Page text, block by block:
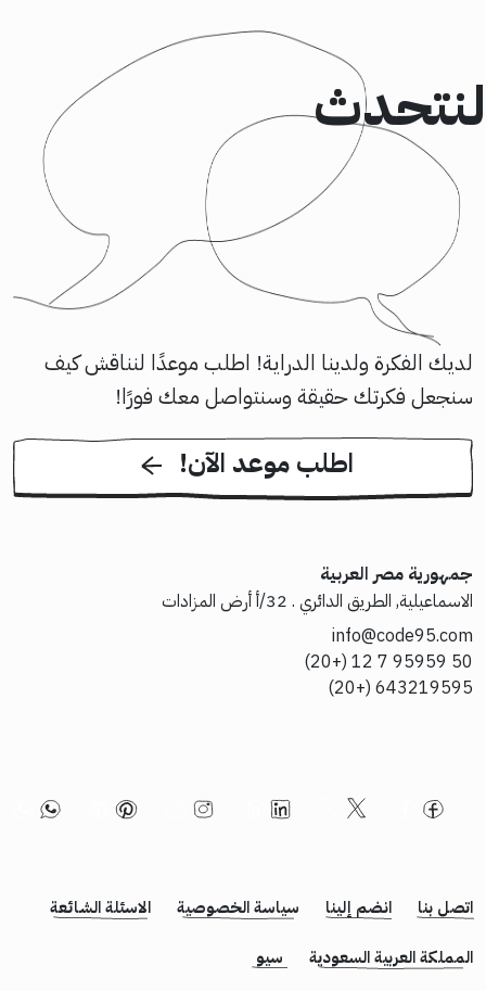
لنتحدث
لديك الفكرة ولدينا الدراية! اطلب موعدًا لنناقش كيف
سنجعل فكرتك حقيقة وسنتواصل معك فورًا!
!اطلب موعد الآن
جمهورية مصر العربية
الاسماعيلية, الطريق الدائري . 32/أ أرض المزادات
info@code95.com
50 95959 7 12 (+20)
643219595 (+20)
اتصل بنا انضم إلينا سياسة الخصوصية الاسئلة الشائعة
المملكة العربية السعودية سيو